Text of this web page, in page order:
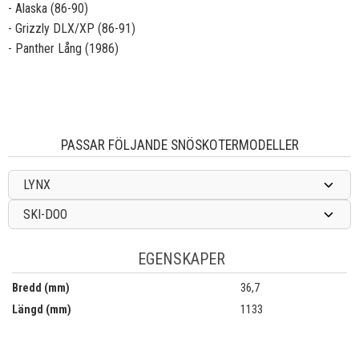
- Alaska (86-90)
- Grizzly DLX/XP (86-91)
- Panther Lång (1986)
PASSAR FÖLJANDE SNÖSKOTERMODELLER
LYNX
SKI-DOO
EGENSKAPER
Bredd (mm)
36,7
Längd (mm)
1133